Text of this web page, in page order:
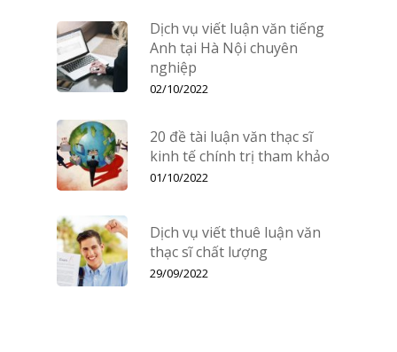
Dịch vụ viết luận văn tiếng
Anh tại Hà Nội chuyên
nghiệp
02/10/2022
20 đề tài luận văn thạc sĩ
kinh tế chính trị tham khảo
01/10/2022
Dịch vụ viết thuê luận văn
thạc sĩ chất lượng
29/09/2022